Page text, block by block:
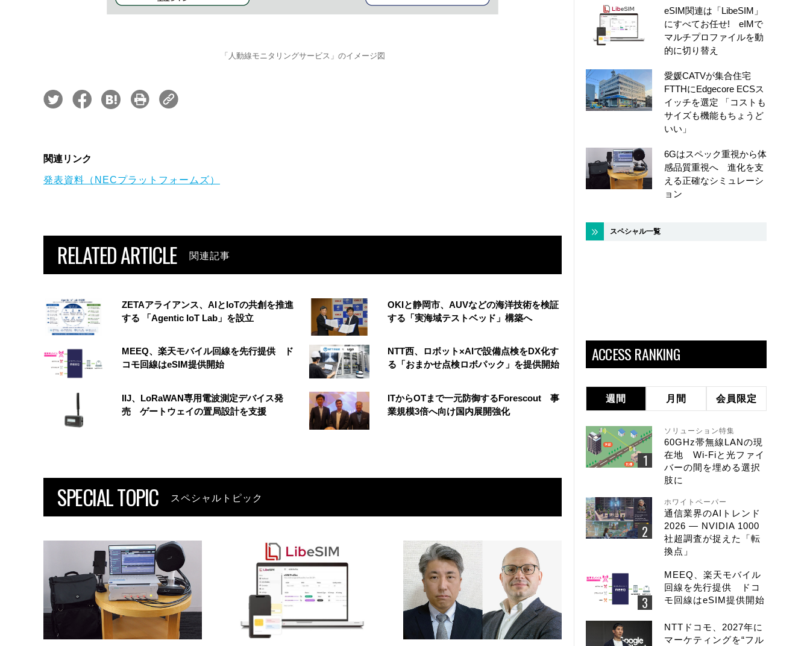
「人動線モニタリングサービス」のイメージ図
関連リンク
発表資料（NECプラットフォームズ）
RELATED ARTICLE 関連記事
ZETAアライアンス、AIとIoTの共創を推進
する 「Agentic IoT Lab」を設立
OKIと静岡市、AUVなどの海洋技術を検証
する「実海域テストベッド」構築へ
MEEQ、楽天モバイル回線を先行提供 ド
コモ回線はeSIM提供開始
NTT西、ロボット×AIで設備点検をDX化す
る「おまかせ点検ロボパック」を提供開始
IIJ、LoRaWAN専用電波測定デバイス発
売 ゲートウェイの置局設計を支援
ITからOTまで一元防御するForescout 事
業規模3倍へ向け国内展開強化
SPECIAL TOPIC スペシャルトピック
eSIM関連は「LibeSIM」
にすべてお任せ! eIMで
マルチプロファイルを動
的に切り替え
愛媛CATVが集合住宅
FTTHにEdgecore ECSス
イッチを選定 「コストも
サイズも機能もちょうど
いい」
6Gはスペック重視から体
感品質重視へ 進化を支
える正確なシミュレーシ
ョン
スペシャル一覧
ACCESS RANKING
週間 月間 会員限定
ソリューション特集
60GHz帯無線LANの現
在地 Wi-Fiと光ファイ
バーの間を埋める選択
肢に
ホワイトペーパー
通信業界のAIトレンド
2026 ― NVIDIA 1000
社超調査が捉えた「転
換点」
MEEQ、楽天モバイル
回線を先行提供 ドコ
モ回線はeSIM提供開始
NTTドコモ、2027年に
マーケティングを“フル